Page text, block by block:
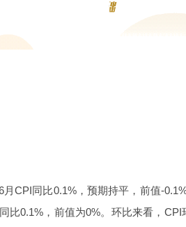
月CPI同比0.1%，预期持平，前值-
比0.1%，前值为0%。环比来看，